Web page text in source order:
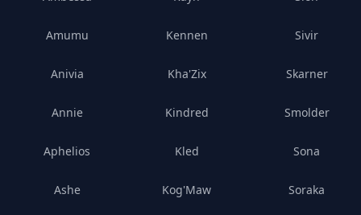
Amumu
Anivia
Annie
Aphelios
Ashe
Kennen
Kha'Zix
Kindred
Kled
Kog'Maw
Sivir
Skarner
Smolder
Sona
Soraka